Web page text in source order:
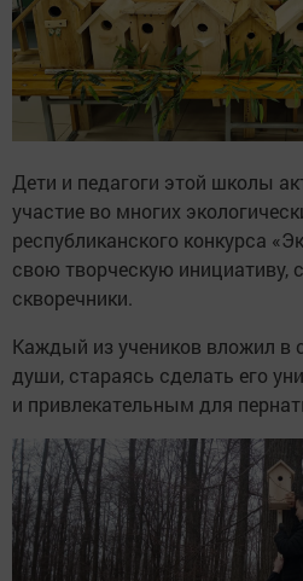
Дети и педагоги этой школы
участие во многих
республиканского конкурса
свою творческую инициативу,
скворечники.
Каждый из учеников вложил в
души, стараясь сделать его
и привлекательным для